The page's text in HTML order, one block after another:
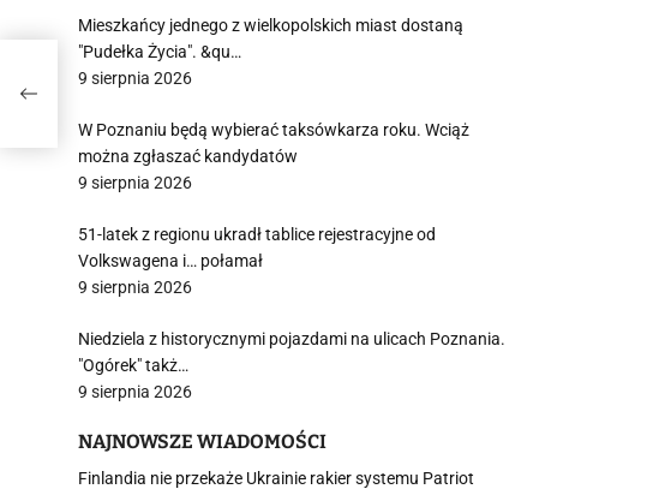
Mieszkańcy jednego z wielkopolskich miast dostaną
"Pudełka Życia". &qu…
9 sierpnia 2026
W Poznaniu będą wybierać taksówkarza roku. Wciąż
można zgłaszać kandydatów
9 sierpnia 2026
51-latek z regionu ukradł tablice rejestracyjne od
Volkswagena i… połamał
9 sierpnia 2026
Niedziela z historycznymi pojazdami na ulicach Poznania.
"Ogórek" takż…
9 sierpnia 2026
NAJNOWSZE WIADOMOŚCI
Finlandia nie przekaże Ukrainie rakier systemu Patriot